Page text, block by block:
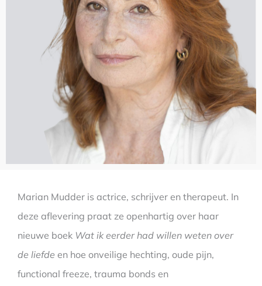
Marian Mudder is actrice, schrijver en therapeut. In
deze aflevering praat ze openhartig over haar
nieuwe boek Wat ik eerder had willen weten over
de liefde en hoe onveilige hechting, oude pijn,
functional freeze, trauma bonds en